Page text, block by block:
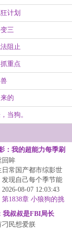
计划
三
阻止
重点
的
当狗。
：我的超能力每季刷
新
回眸
日常国产都市综影世
发现自己每个季节能
能力，从此过上了
常人...
08-07 12:03:43
第1838章 小狼狗的挑
回家继承家业真不是
我叔叔是FBI局长
刁民想爱朕